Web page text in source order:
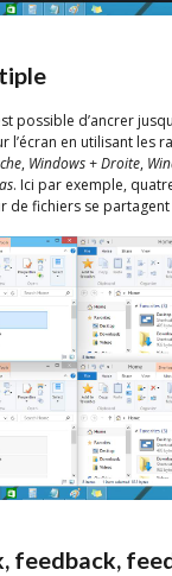
possible d’ancrer
l’écran en utilisant les
, Windows + Droite,
. Ici par exemple,
de fichiers se partagent
feedback,